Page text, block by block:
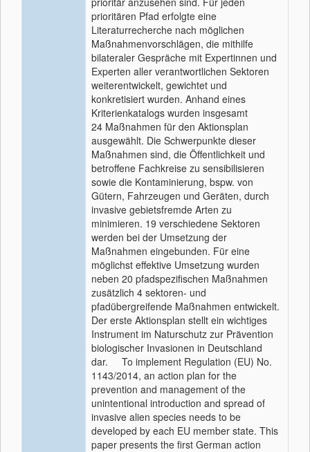
prioritären Pfad erfolgte eine
Literaturrecherche nach möglichen
Maßnahmenvorschlägen, die mithilfe
bilateraler Gespräche mit Expertinnen und
Experten aller verantwortlichen Sektoren
weiterentwickelt, gewichtet und
konkretisiert wurden. Anhand eines
Kriterienkatalogs wurden insgesamt
24 Maßnahmen für den Aktionsplan
ausgewählt. Die Schwerpunkte dieser
Maßnahmen sind, die Öffentlichkeit und
betroffene Fachkreise zu sensibilisieren
sowie die Kontaminierung, bspw. von
Gütern, Fahrzeugen und Geräten, durch
invasive gebietsfremde Arten zu
minimieren. 19 verschiedene Sektoren
werden bei der Umsetzung der
Maßnahmen eingebunden. Für eine
möglichst effektive Umsetzung wurden
neben 20 pfadspezifischen Maßnahmen
zusätzlich 4 sektoren- und
pfadübergreifende Maßnahmen entwickelt.
Der erste Aktionsplan stellt ein wichtiges
Instrument im Naturschutz zur Prävention
biologischer Invasionen in Deutschland
dar. To implement Regulation (EU) No.
1143/2014, an action plan for the
prevention and management of the
unintentional introduction and spread of
invasive alien species needs to be
developed by each EU member state. This
paper presents the first German action